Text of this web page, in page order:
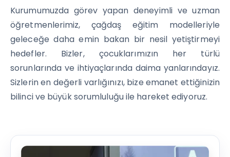
Kurumumuzda görev yapan deneyimli ve uzman
öğretmenlerimiz, çağdaş eğitim modelleriyle
geleceğe daha emin bakan bir nesil yetiştirmeyi
hedefler. Bizler, çocuklarımızın her türlü
sorunlarında ve ihtiyaçlarında daima yanlarındayız.
Sizlerin en değerli varlığınızı, bize emanet ettiğinizin
bilinci ve büyük sorumluluğu ile hareket ediyoruz.